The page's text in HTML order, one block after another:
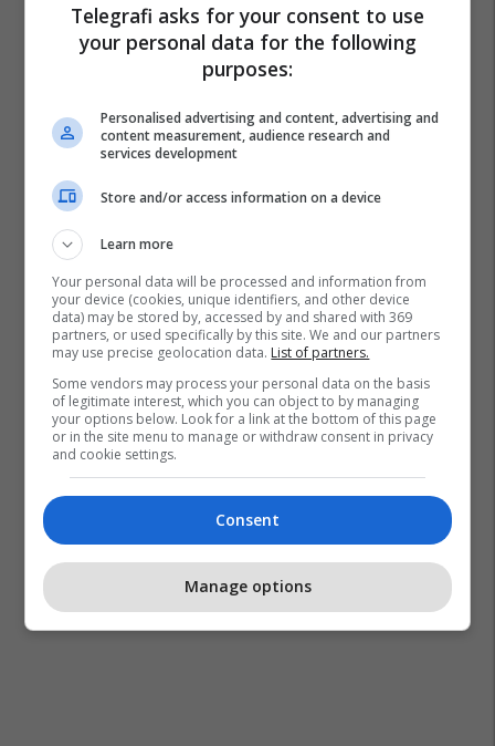
Telegrafi asks for your consent to use
your personal data for the following
purposes:
Personalised advertising and content, advertising and
content measurement, audience research and
services development
Store and/or access information on a device
Learn more
Your personal data will be processed and information from
your device (cookies, unique identifiers, and other device
data) may be stored by, accessed by and shared with 369
partners, or used specifically by this site. We and our partners
may use precise geolocation data. List of partners.
Some vendors may process your personal data on the basis
of legitimate interest, which you can object to by managing
your options below. Look for a link at the bottom of this page
or in the site menu to manage or withdraw consent in privacy
and cookie settings.
Consent
Manage options